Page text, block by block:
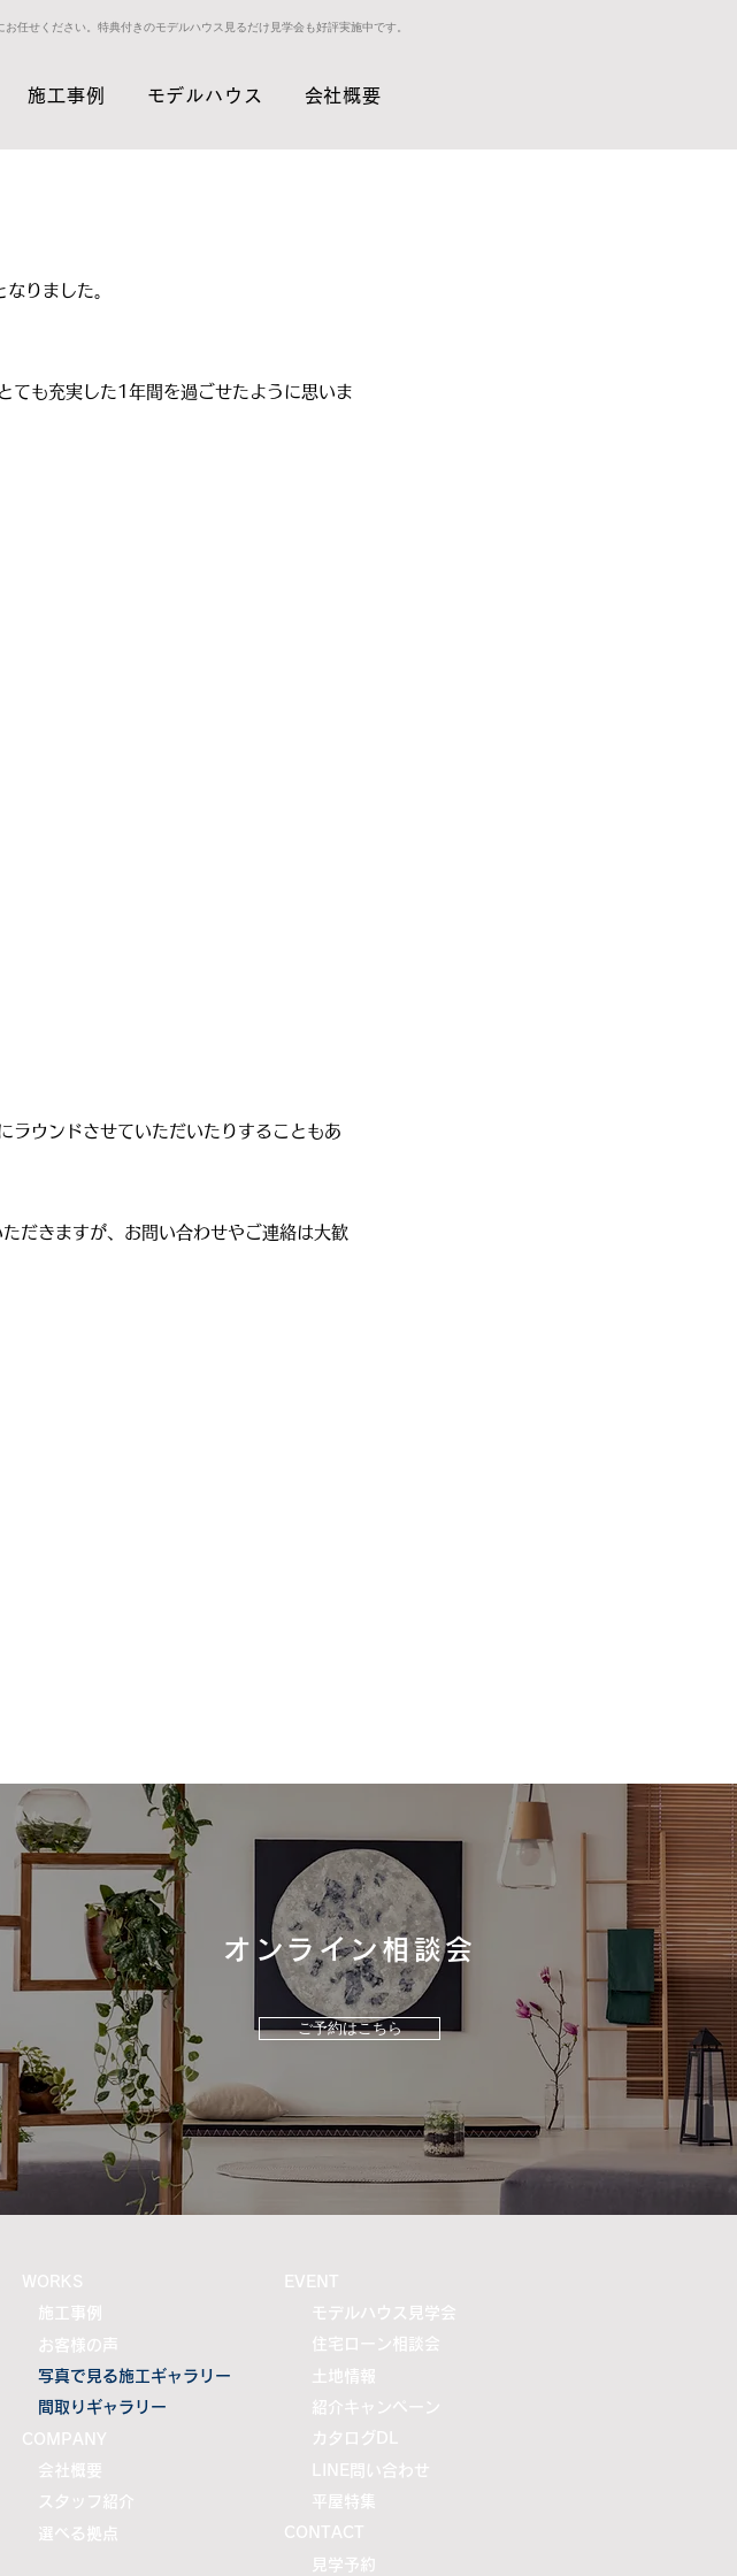
任せください。特典付きのモデルハウス見るだけ見学会も好評実施中です。
施工事例 モデルハウス 会社概要
りました。
ても充実した1年間を過ごせたように思いま
ラウンドさせていただいたりすることもあ
だきますが、お問い合わせやご連絡は大歓
このたびの地震で被災された
皆さまへ
このたびの地震により、お亡くな
りになられた方々に謹んで追悼の
意を表しますとともに、ご遺族の
皆さまへ心よりお悔やみ申し上げ
ます。 また、被災された皆さ
ま、不安な日々を過ごされている
皆さまに、心よりお見舞い申し上
げます。 私たち熊本で住まいづ
くりに携わる企業として、この災
害を決して他人事とは考えており
ません。一日も早く安心した生活
を取り戻せるよう、被災地の復
旧・復興を心よりお祈り申し上げ
ます。 住まい
オンライン相談会
ご予約はこちら
WORKS
施工事例
お客様の声
写真で見る施工ギャラリー
間取りギャラリー
COMPANY
会社概要
スタッフ紹介
選べる拠点
​EVENT
モデルハウス見学会
住宅ローン相談会
土地情報
紹介キャンペーン
カタログDL
LINE問い合わせ
平屋特集
CONTACT
​見学予約